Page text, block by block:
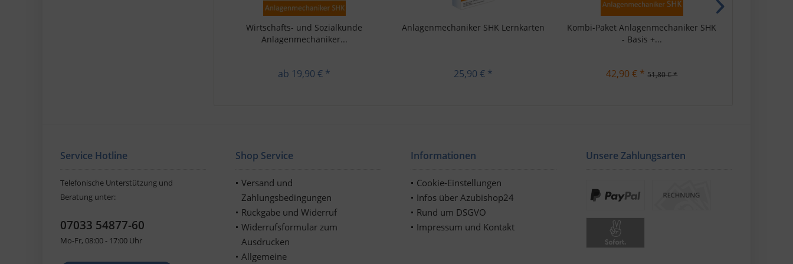
Wirtschafts- und Sozialkunde
Anlagenmechaniker...
ab 19,90 € *
Anlagenmechaniker SHK Lernkarten
25,90 € *
Kombi-Paket Anlagenmechaniker SHK
- Basis +...
42,90 € * 51,80 € *
Service Hotline
Telefonische Unterstützung und
Beratung unter:
07033 54877-60
Mo-Fr, 08:00 - 17:00 Uhr
Shop Service
Versand und
Zahlungsbedingungen
Rückgabe und Widerruf
Widerrufsformular zum
Ausdrucken
Allgemeine
Informationen
Cookie-Einstellungen
Infos über Azubishop24
Rund um DSGVO
Impressum und Kontakt
Unsere Zahlungsarten